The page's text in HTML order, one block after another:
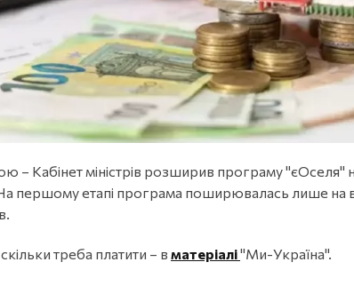
– Кабінет міністрів розширив програму "єОселя"
першому етапі програма поширювалась лише на
треба платити – в матеріалі"Ми-Україна".